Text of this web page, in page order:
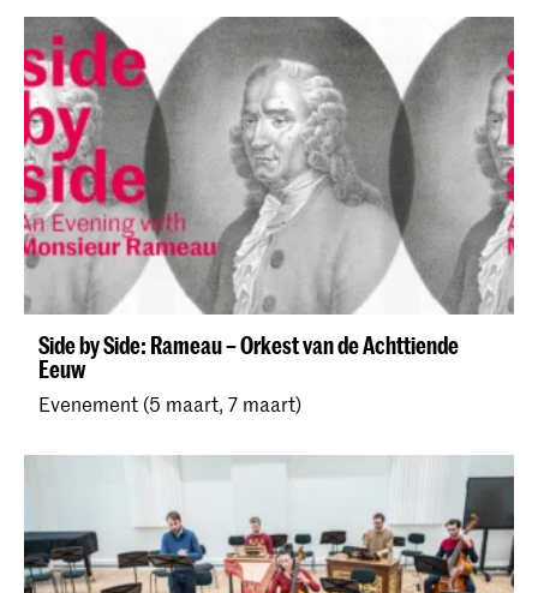
Side by Side: Rameau – Orkest van de Achttiende
Eeuw
Evenement (5 maart, 7 maart)